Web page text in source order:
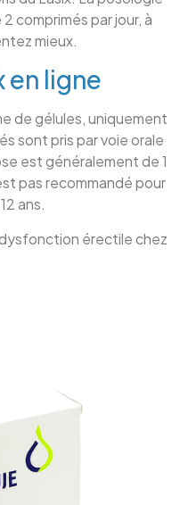
comprimés par jour, à
mieux.
en ligne
de gélules, uniquement
sont pris par voie orale
est généralement de 1
pas recommandé pour
ans.
érectile chez